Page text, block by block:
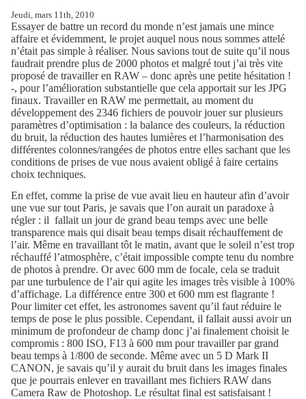
Jeudi, mars 11th, 2010
Essayer de battre un record du monde n’est jamais une mince
affaire et évidemment, le projet auquel nous nous sommes attelé
n’était pas simple à réaliser. Nous savions tout de suite qu’il nous
faudrait prendre plus de 2000 photos et malgré tout j’ai très vite
proposé de travailler en RAW – donc après une petite hésitation !
-, pour l’amélioration substantielle que cela apportait sur les JPG
finaux. Travailler en RAW me permettait, au moment du
développement des 2346 fichiers de pouvoir jouer sur plusieurs
paramètres d’optimisation : la balance des couleurs, la réduction
du bruit, la réduction des hautes lumières et l’harmonisation des
différentes colonnes/rangées de photos entre elles sachant que les
conditions de prises de vue nous avaient obligé à faire certains
choix techniques.
En effet, comme la prise de vue avait lieu en hauteur afin d’avoir
une vue sur tout Paris, je savais que l’on aurait un paradoxe à
régler : il fallait un jour de grand beau temps avec une belle
transparence mais qui disait beau temps disait réchauffement de
l’air. Même en travaillant tôt le matin, avant que le soleil n’est trop
réchauffé l’atmosphère, c’était impossible compte tenu du nombre
de photos à prendre. Or avec 600 mm de focale, cela se traduit
par une turbulence de l’air qui agite les images très visible à 100%
d’affichage. La différence entre 300 et 600 mm est flagrante !
Pour limiter cet effet, les astronomes savent qu’il faut réduire le
temps de pose le plus possible. Cependant, il fallait aussi avoir un
minimum de profondeur de champ donc j’ai finalement choisit le
compromis : 800 ISO, F13 à 600 mm pour travailler par grand
beau temps à 1/800 de seconde. Même avec un 5 D Mark II
CANON, je savais qu’il y aurait du bruit dans les images finales
que je pourrais enlever en travaillant mes fichiers RAW dans
Camera Raw de Photoshop. Le résultat final est satisfaisant !